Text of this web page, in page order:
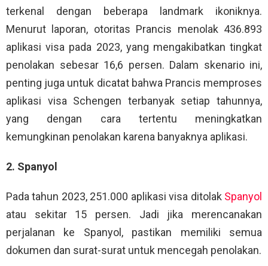
terkenal dengan beberapa landmark ikoniknya.
Menurut laporan, otoritas Prancis menolak 436.893
aplikasi visa pada 2023, yang mengakibatkan tingkat
penolakan sebesar 16,6 persen. Dalam skenario ini,
penting juga untuk dicatat bahwa Prancis memproses
aplikasi visa Schengen terbanyak setiap tahunnya,
yang dengan cara tertentu meningkatkan
kemungkinan penolakan karena banyaknya aplikasi.
2. Spanyol
Pada tahun 2023, 251.000 aplikasi visa ditolak Spanyol
atau sekitar 15 persen. Jadi jika merencanakan
perjalanan ke Spanyol, pastikan memiliki semua
dokumen dan surat-surat untuk mencegah penolakan.